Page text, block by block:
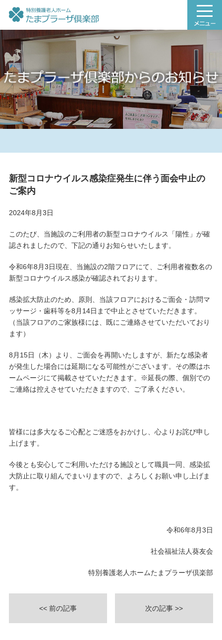
新型コロナウイルス感染症発生に伴う面会中止の
ご案内
2024年8月3日
このたび、当施設のご利用者の新型コロナウイルス「陽性」が確
認されましたので、下記の通りお知らせいたします。
令和6年8月3日現在、当施設の2階フロアにて、ご利用者複数名の
新型コロナウイルス感染が確認されております。
感染拡大防止のため、原則、当該フロアにおけるご面会・訪問マ
ッサージ・歯科等を8月14日まで中止とさせていただきます。
（当該フロアのご家族様には、既にご連絡させていただいており
ます）
8月15日（木）より、ご面会を再開いたしますが、新たな感染者
が発生した場合には延期になる可能性がございます。その際はホ
ームページにて掲載させていただきます。※延長の際、個別での
ご連絡は控えさせていただきますので、ご了承ください。
皆様には多大なるご心配とご迷惑をおかけし、心よりお詫び申し
上げます。
今後とも安心してご利用いただける施設として職員一同、感染拡
大防止に取り組んでまいりますので、よろしくお願い申し上げま
す。
令和6年8月3日
社会福祉法人葵友会
特別養護老人ホームたまプラーザ倶楽部
<< 前の記事 次の記事 >>